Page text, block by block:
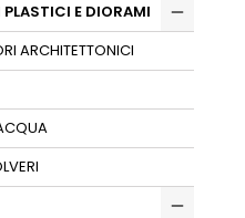
E DIORAMI
ARCHITETTONICI